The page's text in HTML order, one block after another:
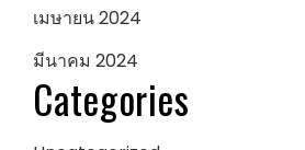
เมษายน 2024
มีนาคม 2024
Categories